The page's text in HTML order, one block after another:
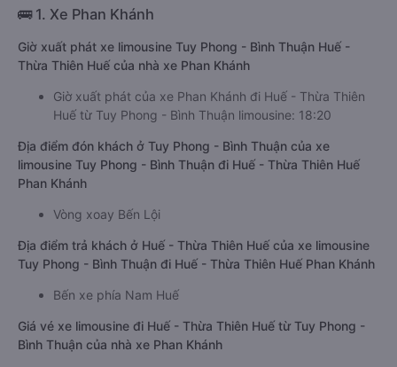
🚌 1. Xe Phan Khánh
Giờ xuất phát xe limousine Tuy Phong - Bình Thuận Huế -
Thừa Thiên Huế của nhà xe Phan Khánh
Giờ xuất phát của xe Phan Khánh đi Huế - Thừa Thiên
Huế từ Tuy Phong - Bình Thuận limousine: 18:20
Địa điểm đón khách ở Tuy Phong - Bình Thuận của xe
limousine Tuy Phong - Bình Thuận đi Huế - Thừa Thiên Huế
Phan Khánh
Vòng xoay Bến Lội
Địa điểm trả khách ở Huế - Thừa Thiên Huế của xe limousine
Tuy Phong - Bình Thuận đi Huế - Thừa Thiên Huế Phan Khánh
Bến xe phía Nam Huế
Giá vé xe limousine đi Huế - Thừa Thiên Huế từ Tuy Phong -
Bình Thuận của nhà xe Phan Khánh